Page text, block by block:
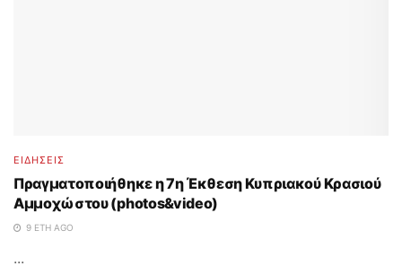
ΕΙΔΗΣΕΙΣ
Πραγματοποιήθηκε η 7η Έκθεση Κυπριακού Κρασιού
Αμμοχώστου (photos&video)
9 ΈΤΗ AGO
...